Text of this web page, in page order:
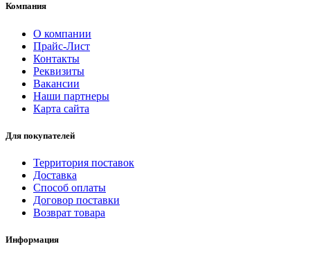
Компания
О компании
Прайс-Лист
Контакты
Реквизиты
Вакансии
Наши партнеры
Карта сайта
Для покупателей
Территория поставок
Доставка
Способ оплаты
Договор поставки
Возврат товара
Информация